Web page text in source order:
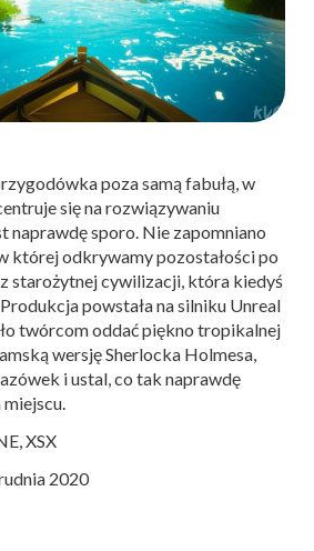
poza samą fabułą, w
się na rozwiązywaniu
naprawdę sporo. Nie zapomniano
której odkrywamy pozostałości po
starożytnej cywilizacji, która kiedyś
powstała na silniku Unreal
twórcom oddać piękno tropikalnej
wersję Sherlocka Holmesa,
i ustal, co tak naprawdę
XSX
2020